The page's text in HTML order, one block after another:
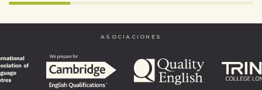
25%
completed
ASOCIACIONES